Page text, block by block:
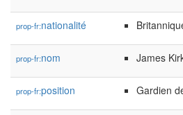
prop-fr:nationalité
prop-fr:nom James
prop-fr:position Gardien